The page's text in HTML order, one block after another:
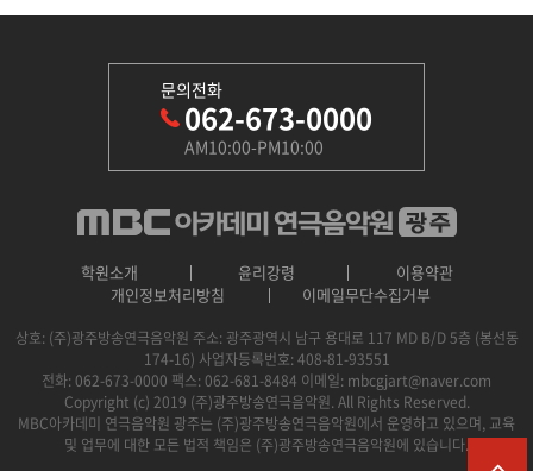
문의전화
062-673-0000
AM10:00-PM10:00
학원소개 윤리강령
이용약관
개인정보처리방침
이메일무단수집거부
상호: (주)광주방송연극음악원 주소: 광주광역시 남구 용대로 117 MD B/D 5층 (봉선동
174-16) 사업자등록번호: 408-81-93551
전화: 062-673-0000 팩스: 062-681-8484 이메일: mbcgjart@naver.com
Copyright (c) 2019 (주)광주방송연극음악원. All Rights Reserved.
MBC아카데미 연극음악원 광주는 (주)광주방송연극음악원에서 운영하고 있으며, 교육
및 업무에 대한 모든 법적 책임은 (주)광주방송연극음악원에 있습니다.